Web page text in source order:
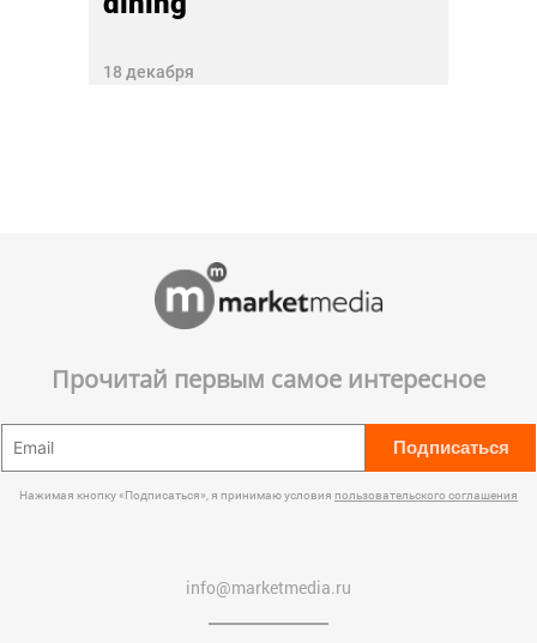
18 декабря
Прочитай первым самое интересное
Подписаться
Нажимая кнопку «Подписаться», я принимаю условия пользовательского соглашения
info@marketmedia.ru